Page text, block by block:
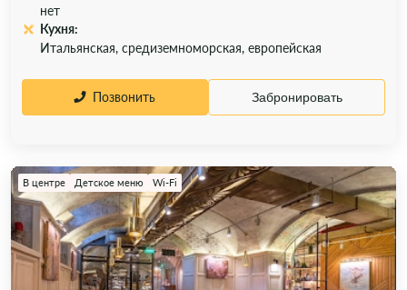
нет
Кухня:
Итальянская, средиземноморская, европейская
Позвонить Забронировать
В центре Детское меню Wi-Fi